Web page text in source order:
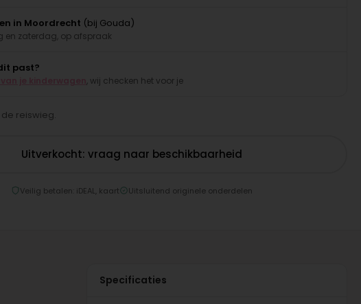
in Moordrecht (bij Gouda)
en zaterdag, op afspraak
past?
, wij checken het voor je
reiswieg.
Uitverkocht: vraag naar beschikbaarheid
Veilig betalen: iDEAL, kaart Uitsluitend originele onderdelen
Specificaties